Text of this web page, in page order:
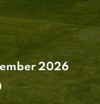
2026